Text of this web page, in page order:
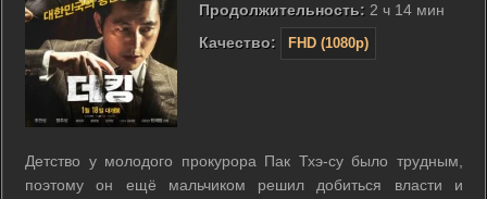
Продолжительность: 2 ч 14 мин
Качество:
FHD (1080p)
Детство у молодого прокурора Пак Тхэ-су было трудным,
поэтому он ещё мальчиком решил добиться власти и